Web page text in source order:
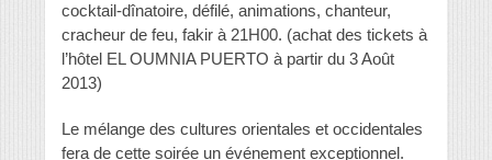
cocktail-dînatoire, défilé, animations, chanteur,
cracheur de feu, fakir à 21H00. (achat des tickets à
l’hôtel EL OUMNIA PUERTO à partir du 3 Août
2013)
Le mélange des cultures orientales et occidentales
fera de cette soirée un événement exceptionnel.